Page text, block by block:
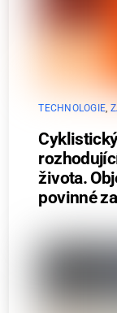
TECHNOLOGIE
života.
povinné